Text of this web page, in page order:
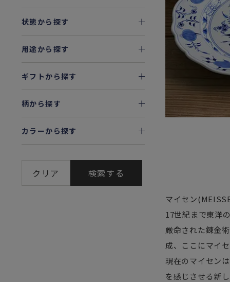
状態から探す
用途から探す
ギフトから探す
柄から探す
カラーから探す
クリア 検索する
マイセン
17世紀まで東洋
厳命された錬金
成、ここにマイ
現在のマイセン
を感じさせる新